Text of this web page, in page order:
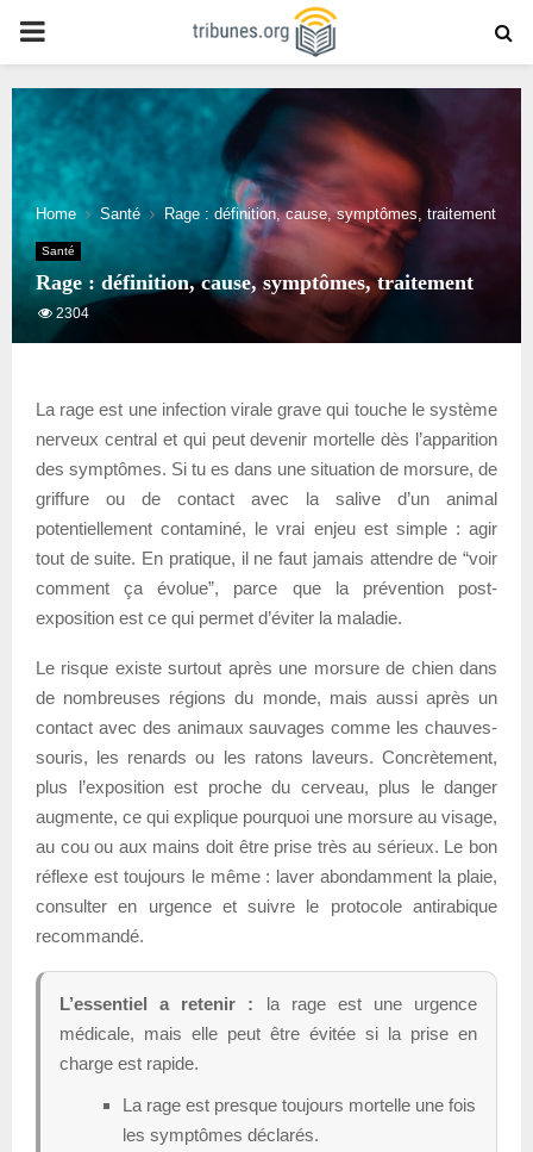
PRIMARY
MENU
Home Santé Rage : définition, cause, symptômes, traitement
Santé
Rage : définition, cause, symptômes, traitement
2304
La rage est une infection virale grave qui touche le système
nerveux central et qui peut devenir mortelle dès l’apparition
des symptômes. Si tu es dans une situation de morsure, de
griffure ou de contact avec la salive d’un animal
potentiellement contaminé, le vrai enjeu est simple : agir
tout de suite. En pratique, il ne faut jamais attendre de “voir
comment ça évolue”, parce que la prévention post-
exposition est ce qui permet d’éviter la maladie.
Le risque existe surtout après une morsure de chien dans
de nombreuses régions du monde, mais aussi après un
contact avec des animaux sauvages comme les chauves-
souris, les renards ou les ratons laveurs. Concrètement,
plus l’exposition est proche du cerveau, plus le danger
augmente, ce qui explique pourquoi une morsure au visage,
au cou ou aux mains doit être prise très au sérieux. Le bon
réflexe est toujours le même : laver abondamment la plaie,
consulter en urgence et suivre le protocole antirabique
recommandé.
L’essentiel a retenir : la rage est une urgence
médicale, mais elle peut être évitée si la prise en
charge est rapide.
La rage est presque toujours mortelle une fois
les symptômes déclarés.